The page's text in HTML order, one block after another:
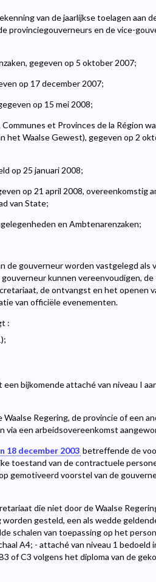
van de jaarlijkse toelagen aan
provinciegouverneurs en de vice-
gegeven op 5 oktober 2007;
op 17 december 2007;
op 15 mei 2008;
et Provinces de la Région
het Waalse Gewest), gegeven op 2
op 25 januari 2008;
op 21 april 2008, overeenkomstig
van State;
en Ambtenarenzaken;
de gouverneur worden vastgelegd als
kunnen vereenvoudigen, de
de ontvangst en het openen
van officiële evenementen.
:
bijkomende attaché van niveau I
Regering, de provincie of een
een arbeidsovereenkomst
18 december 2003 betreffende de
toestand van de contractuele
gemotiveerd voorstel van de
die niet door de Waalse
gesteld, een als wedde
schalen van toepassing op het
A4; - attaché van niveau 1 bedoeld
of C3 volgens het diploma van de